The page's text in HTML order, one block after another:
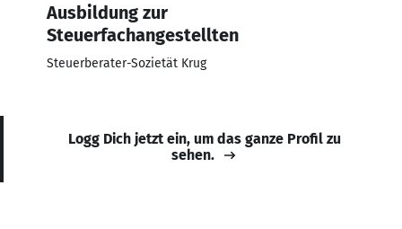
Ausbildung zur
Steuerfachangestellten
Steuerberater-Sozietät Krug
Logg Dich jetzt ein, um das ganze Profil zu
sehen.